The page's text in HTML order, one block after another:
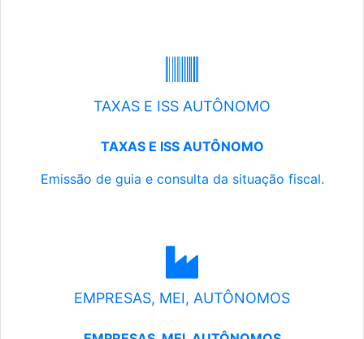
TAXAS E ISS AUTÔNOMO
TAXAS E ISS AUTÔNOMO
Emissão de guia e consulta da situação fiscal.
EMPRESAS, MEI, AUTÔNOMOS